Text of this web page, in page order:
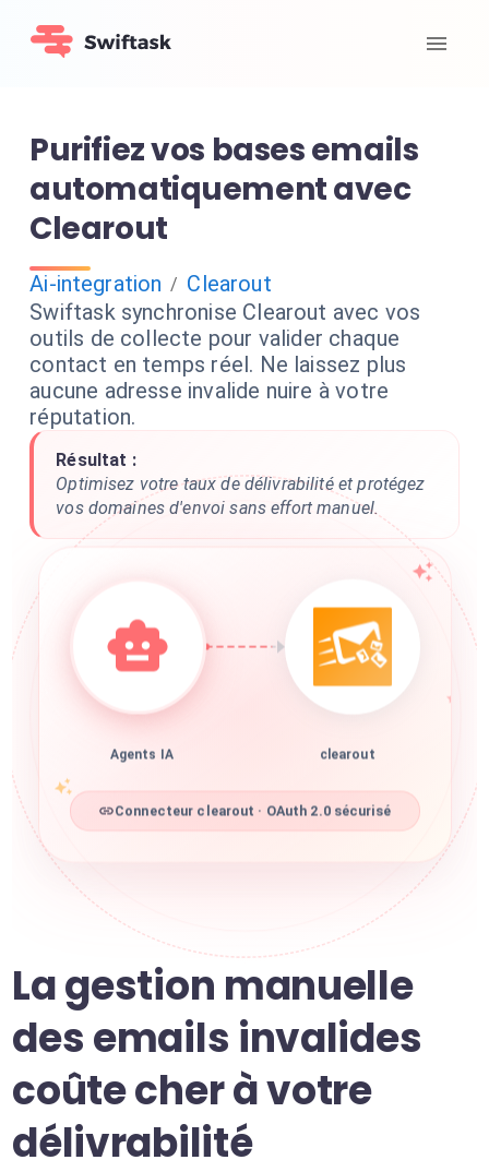
Purifiez vos bases emails
automatiquement avec
Clearout
Ai-integration / Clearout
Swiftask synchronise Clearout avec vos
outils de collecte pour valider chaque
contact en temps réel. Ne laissez plus
aucune adresse invalide nuire à votre
réputation.
Résultat :
Optimisez votre taux de délivrabilité et protégez
vos domaines d'envoi sans effort manuel.
Agents IA clearout
Connecteur clearout · OAuth 2.0 sécurisé
La gestion manuelle
des emails invalides
coûte cher à votre
délivrabilité